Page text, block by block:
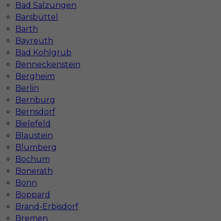
Bad Salzungen
Barsbüttel
Barth
Bayreuth
Bad Kohlgrub
Benneckenstein
Bergheim
Berlin
Bernburg
Bernsdorf
Bielefeld
Blaustein
Blumberg
Bochum
Bonerath
Bonn
Boppard
Brand-Erbisdorf
Bremen
Mapa ofert pracy
Mapa kategorii
Informacje w sprawie pracy
Telefon:793-577-977
Dane firmy
In-Serv Team Sp. z o.o.